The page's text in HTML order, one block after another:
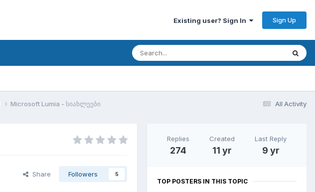
Existing user? Sign In Sign Up
All Activity
Microsoft Lumia - სიახლეები
Share Followers 5
Replies
274
Created
11 yr
Last Reply
9 yr
TOP POSTERS IN THIS TOPIC